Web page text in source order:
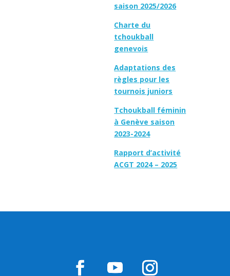
saison 2025/2026
Charte du
tchoukball
genevois
Adaptations des
règles pour les
tournois juniors
Tchoukball féminin
à Genève saison
2023-2024
Rapport d’activité
ACGT 2024 – 2025